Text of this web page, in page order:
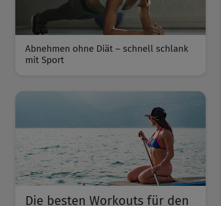
Abnehmen ohne Diät – schnell schlank
mit Sport
Die besten Workouts für den